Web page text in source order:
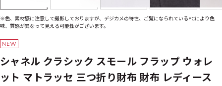
※色、素材感に注意して撮影しておりますが、デジカメの特性、ご覧になられているPCにより色
味、質感が異なって見える可能性がございます。
シャネル クラシック スモール フラップ ウォレ
ット マトラッセ 三つ折り財布 財布 レディース